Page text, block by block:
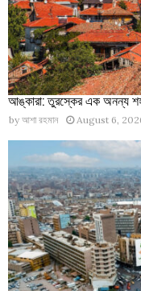
আঙ্কারা: তুরস্কের এক অনন্য
by আশা রহমান August 6,